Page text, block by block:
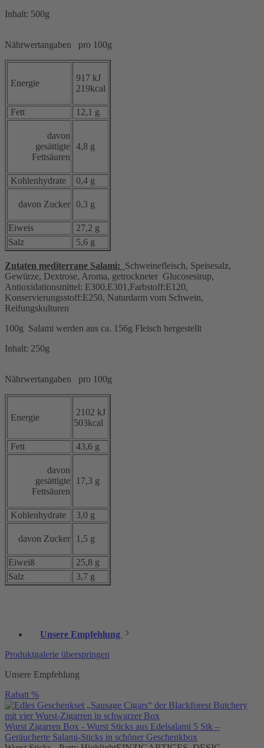
Inhalt: 500g
Nährwertangaben pro 100g
Energie
917 kJ
219kcal
Fett 12,1 g
davon
gesättigte
Fettsäuren
4,8 g
Kohlenhydrate 0,4 g
davon Zucker 0,3 g
Eiweis
27,2 g
Salz
5,6 g
Zutaten mediterrane Salami: Schweinefleisch, Speisesalz,
Gewürze, Dextrose, Aroma, getrockneter Glucosesirup,
Antioxidationsmittel: E300,E301,Farbstoff:E120,
Konservierungsstoff:E250, Naturdarm vom Schwein,
Reifungskulturen
100g Salami werden aus ca. 156g Fleisch hergestellt
Inhalt: 250g
Nährwertangaben pro 100g
Energie
2102 kJ
503kcal
Fett 43,6 g
davon
gesättigte
Fettsäuren
17,3 g
Kohlenhydrate 3,0 g
davon Zucker 1,5 g
Eiweiß
25,8 g
Salz
3,7 g
Unsere Empfehlung
Produktgalerie überspringen
Unsere Empfehlung
Rabatt %
Wurst Zigarren Box - Wurst Sticks aus Edelsalami 5 Stk –
Geräucherte Salami-Sticks in schöner Geschenkbox